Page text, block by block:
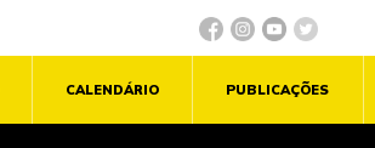
CALENDÁRIO PUBLICAÇÕES